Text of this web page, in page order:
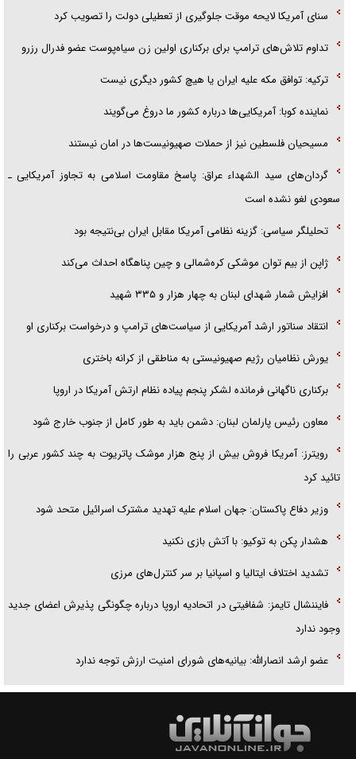
امام حسین (ع) کشته سیرت‌های عصر جاهلی شد
فریاد‌ها و ناله‌های دوستان مبارزدلم را آتش می‌زد
سنای آمریکا لایحه موقت جلوگیری از تعطیلی دولت را تصویب کرد
تداوم تلاش‌های ترامپ برای برکناری اولین زن سیاه‌پوست عضو فدرال رزرو
ترکیه: توافق مکه علیه ایران یا هیچ کشور دیگری نیست
نماینده کوبا: آمریکایی‌ها درباره کشور ما دروغ می‌گویند
مسیحیان فلسطین نیز از حملات صهیونیست‌ها در امان نیستند
گردان‌های سید الشهداء عراق: پاسخ مقاومت اسلامی به تجاوز آمریکایی ـ
سعودی لغو نشده است
تحلیلگر سیاسی: گزینه نظامی آمریکا مقابل ایران بی‌نتیجه بود
ژاپن از بیم توان موشکی کره‌شمالی و چین پناهگاه احداث می‌کند
افزایش شمار شهدای لبنان به چهار هزار و ۳۳۵ شهید
انتقاد سناتور ارشد آمریکایی از سیاست‌های ترامپ و درخواست برکناری او
یورش نظامیان رژیم صهیونیستی به مناطقی از کرانه باختری
برکناری ناگهانی فرمانده لشکر پنجم پیاده‌ نظام ارتش آمریکا در اروپا
معاون رئیس پارلمان لبنان: دشمن باید به طور کامل از جنوب خارج شود
رویترز: آمریکا فروش بیش از پنج هزار موشک پاتریوت به چند کشور عربی را
تائید کرد
وزیر دفاع پاکستان: جهان اسلام علیه تهدید مشترک اسرائیل متحد شود
هشدار پکن به توکیو: با آتش بازی نکنید
تشدید اختلاف ایتالیا و اسپانیا بر سر کنترل‌های مرزی
فایننشال تایمز: شفافیتی در اتحادیه اروپا درباره چگونگی پذیرش اعضای جدید
وجود ندارد
عضو ارشد انصارالله: بیانیه‌های شورای امنیت ارزش توجه ندارد